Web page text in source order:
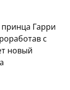
Гарри
с
новый